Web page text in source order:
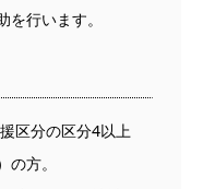
行います。
区分の区分4以上
の方。